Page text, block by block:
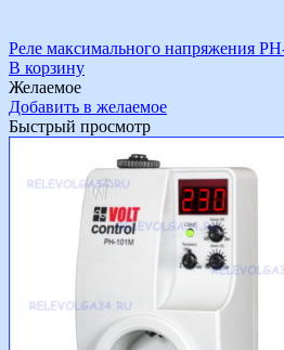
Реле максимального напряжения
В корзину
Желаемое
Добавить в желаемое
Быстрый просмотр